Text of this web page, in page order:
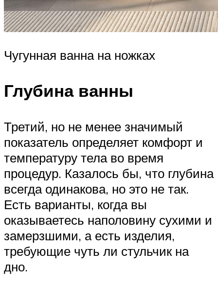
Чугунная ванна на ножках
Глубина ванны
Третий, но не менее значимый
показатель определяет комфорт и
температуру тела во время
процедур. Казалось бы, что глубина
всегда одинакова, но это не так.
Есть варианты, когда вы
оказываетесь наполовину сухими и
замерзшими, а есть изделия,
требующие чуть ли стульчик на
дно.